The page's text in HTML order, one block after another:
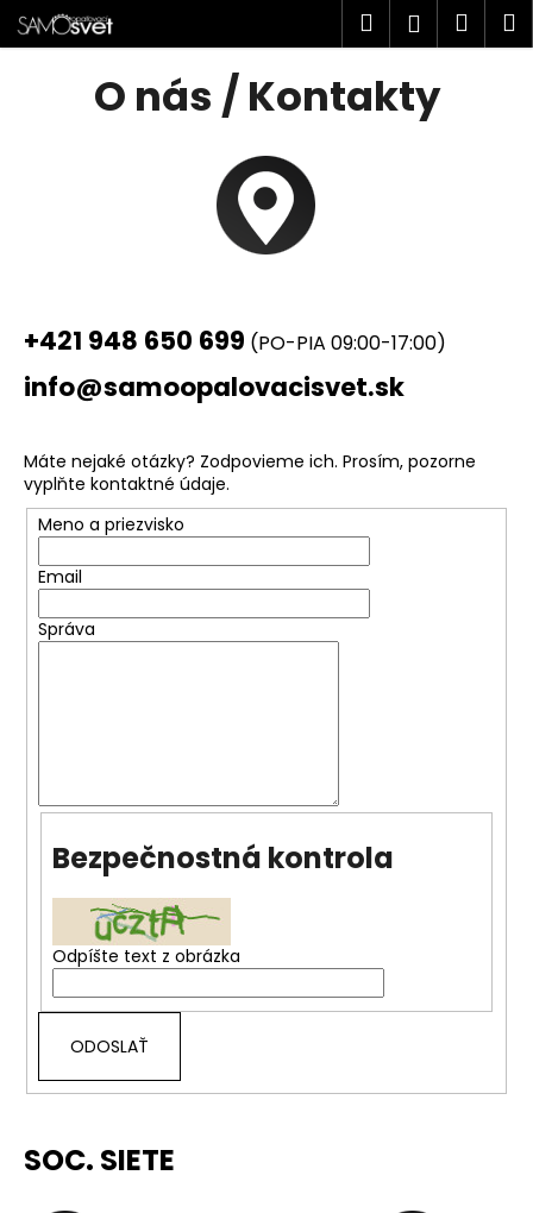
Prejsť
na
obsah
Hľadať
O nás / Kontakty
+421 948 650 699 (PO-PIA 09:00-17:00)
info@samoopalovacisvet.sk
Máte nejaké otázky? Zodpovieme ich. Prosím, pozorne
vyplňte kontaktné údaje.
Meno a priezvisko
Email
Správa
Bezpečnostná kontrola
Odpíšte text z obrázka
ODOSLAŤ
SOC. SIETE
o
b
u
j
t
e
n
á
s
HĽADAŤ
a
e